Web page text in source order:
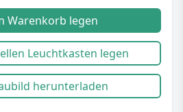
Warenkorb legen
Leuchtkasten legen
herunterladen